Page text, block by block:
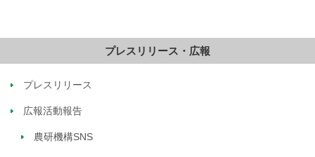
プレスリリース・広報
プレスリリース
広報活動報告
農研機構SNS